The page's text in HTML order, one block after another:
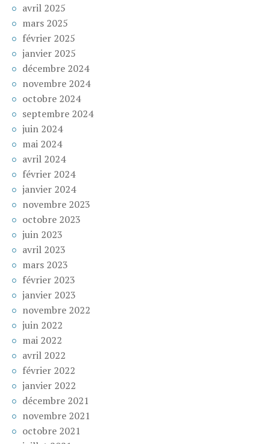
avril 2025
mars 2025
février 2025
janvier 2025
décembre 2024
novembre 2024
octobre 2024
septembre 2024
juin 2024
mai 2024
avril 2024
février 2024
janvier 2024
novembre 2023
octobre 2023
juin 2023
avril 2023
mars 2023
février 2023
janvier 2023
novembre 2022
juin 2022
mai 2022
avril 2022
février 2022
janvier 2022
décembre 2021
novembre 2021
octobre 2021